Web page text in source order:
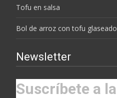
Tofu en salsa
Bol de arroz con tofu glaseado
Newsletter
Suscríbete a la